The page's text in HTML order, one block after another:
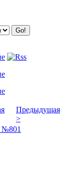
Предыдущая
>
№801